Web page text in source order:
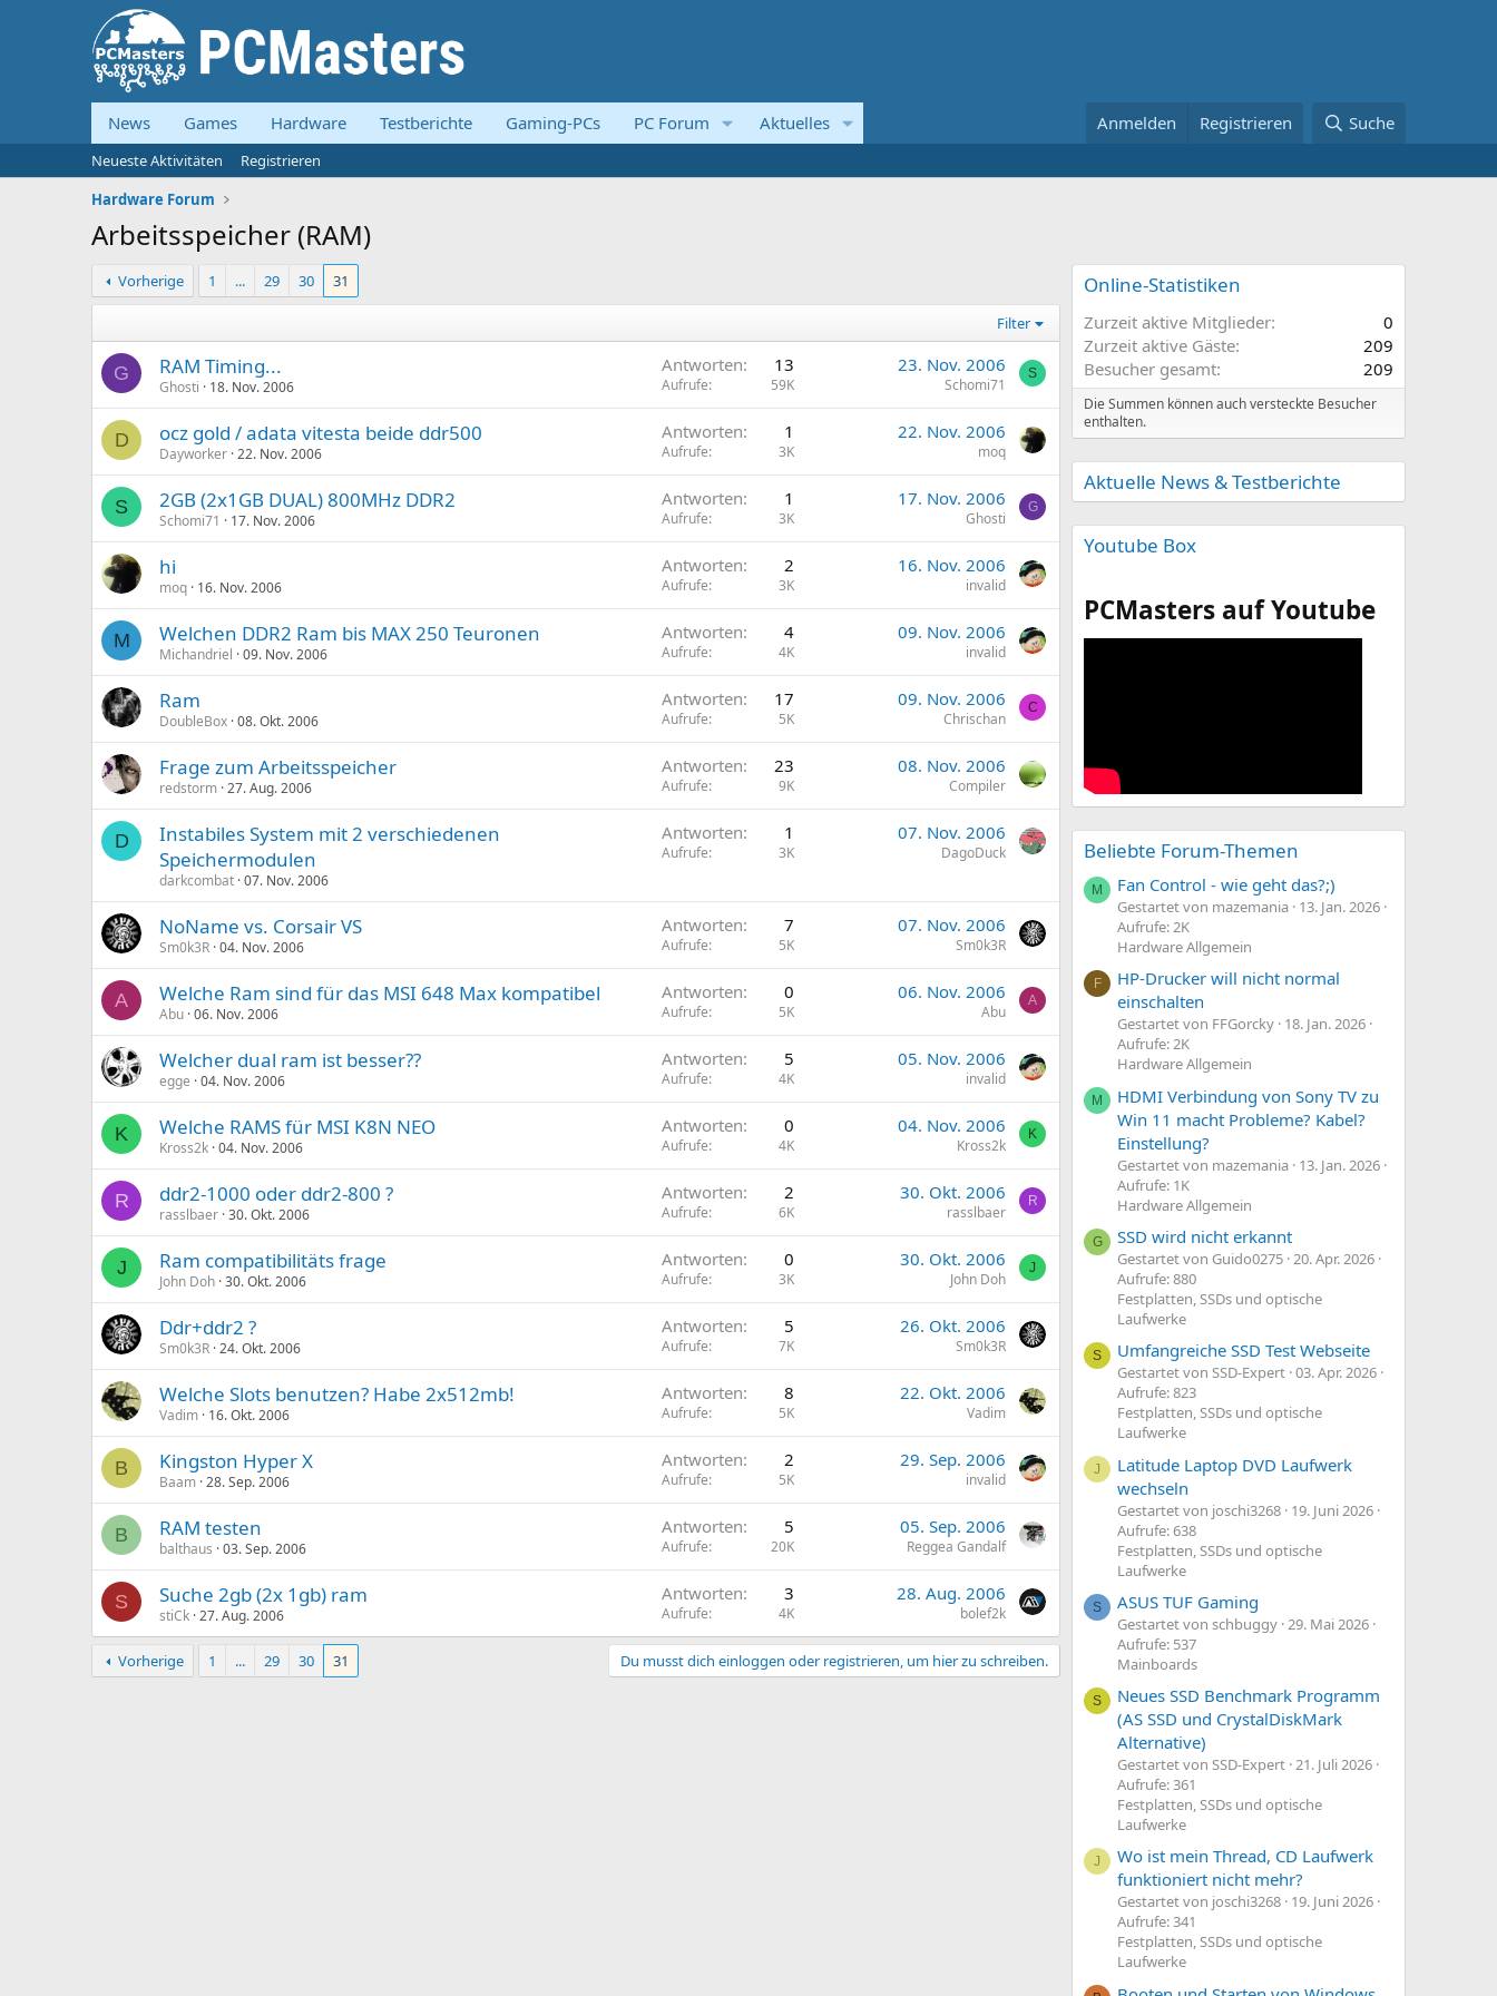
News Games Hardware Testberichte Gaming-PCs PC Forum Aktuelles Anmelden Registrieren Suche
Neueste Aktivitäten
Registrieren
Hardware Forum
Arbeitsspeicher (RAM)
Vorherige 1 ... 29 30 31
Filter
G RAM Timing...
Ghosti 18. Nov. 2006
Antworten 13
Aufrufe 59K
23. Nov. 2006
Schomi71
S
D ocz gold / adata vitesta beide ddr500
Dayworker 22. Nov. 2006
Antworten 1
Aufrufe 3K
22. Nov. 2006
moq
S 2GB (2x1GB DUAL) 800MHz DDR2
Schomi71 17. Nov. 2006
Antworten 1
Aufrufe 3K
17. Nov. 2006
Ghosti
G
hi
moq 16. Nov. 2006
Antworten 2
Aufrufe 3K
16. Nov. 2006
invalid
M Welchen DDR2 Ram bis MAX 250 Teuronen
Michandriel 09. Nov. 2006
Antworten 4
Aufrufe 4K
09. Nov. 2006
invalid
Ram
DoubleBox 08. Okt. 2006
Antworten 17
Aufrufe 5K
09. Nov. 2006
Chrischan
C
Frage zum Arbeitsspeicher
redstorm 27. Aug. 2006
Antworten 23
Aufrufe 9K
08. Nov. 2006
Compiler
D
Instabiles System mit 2 verschiedenen
Speichermodulen
darkcombat 07. Nov. 2006
Antworten 1
Aufrufe 3K
07. Nov. 2006
DagoDuck
NoName vs. Corsair VS
Sm0k3R 04. Nov. 2006
Antworten 7
Aufrufe 5K
07. Nov. 2006
Sm0k3R
A Welche Ram sind für das MSI 648 Max kompatibel
Abu 06. Nov. 2006
Antworten 0
Aufrufe 5K
06. Nov. 2006
Abu
A
Welcher dual ram ist besser??
egge 04. Nov. 2006
Antworten 5
Aufrufe 4K
05. Nov. 2006
invalid
K Welche RAMS für MSI K8N NEO
Kross2k 04. Nov. 2006
Antworten 0
Aufrufe 4K
04. Nov. 2006
Kross2k
K
R ddr2-1000 oder ddr2-800 ?
rasslbaer 30. Okt. 2006
Antworten 2
Aufrufe 6K
30. Okt. 2006
rasslbaer
R
J Ram compatibilitäts frage
John Doh 30. Okt. 2006
Antworten 0
Aufrufe 3K
30. Okt. 2006
John Doh
J
Ddr+ddr2 ?
Sm0k3R 24. Okt. 2006
Antworten 5
Aufrufe 7K
26. Okt. 2006
Sm0k3R
Welche Slots benutzen? Habe 2x512mb!
Vadim 16. Okt. 2006
Antworten 8
Aufrufe 5K
22. Okt. 2006
Vadim
B Kingston Hyper X
Baam 28. Sep. 2006
Antworten 2
Aufrufe 5K
29. Sep. 2006
invalid
B RAM testen
balthaus 03. Sep. 2006
Antworten 5
Aufrufe 20K
05. Sep. 2006
Reggea Gandalf
S Suche 2gb (2x 1gb) ram
stiCk 27. Aug. 2006
Antworten 3
Aufrufe 4K
28. Aug. 2006
bolef2k
Vorherige 1 ... 29 30 31 Du musst dich einloggen oder registrieren, um hier zu schreiben.
Online-Statistiken
Zurzeit aktive Mitglieder
0
Zurzeit aktive Gäste
209
Besucher gesamt
209
Die Summen können auch versteckte Besucher
enthalten.
Aktuelle News & Testberichte
Youtube Box
PCMasters auf Youtube
Beliebte Forum-Themen
M Fan Control - wie geht das?;)
Gestartet von mazemania 13. Jan. 2026
Aufrufe: 2K
Hardware Allgemein
F
HP-Drucker will nicht normal
einschalten
Gestartet von FFGorcky 18. Jan. 2026
Aufrufe: 2K
Hardware Allgemein
M
HDMI Verbindung von Sony TV zu
Win 11 macht Probleme? Kabel?
Einstellung?
Gestartet von mazemania 13. Jan. 2026
Aufrufe: 1K
Hardware Allgemein
G SSD wird nicht erkannt
Gestartet von Guido0275 20. Apr. 2026
Aufrufe: 880
Festplatten, SSDs und optische
Laufwerke
S Umfangreiche SSD Test Webseite
Gestartet von SSD-Expert 03. Apr. 2026
Aufrufe: 823
Festplatten, SSDs und optische
Laufwerke
J
Latitude Laptop DVD Laufwerk
wechseln
Gestartet von joschi3268 19. Juni 2026
Aufrufe: 638
Festplatten, SSDs und optische
Laufwerke
S ASUS TUF Gaming
Gestartet von schbuggy 29. Mai 2026
Aufrufe: 537
Mainboards
S
Neues SSD Benchmark Programm
(AS SSD und CrystalDiskMark
Alternative)
Gestartet von SSD-Expert 21. Juli 2026
Aufrufe: 361
Festplatten, SSDs und optische
Laufwerke
J
Wo ist mein Thread, CD Laufwerk
funktioniert nicht mehr?
Gestartet von joschi3268 19. Juni 2026
Aufrufe: 341
Festplatten, SSDs und optische
Laufwerke